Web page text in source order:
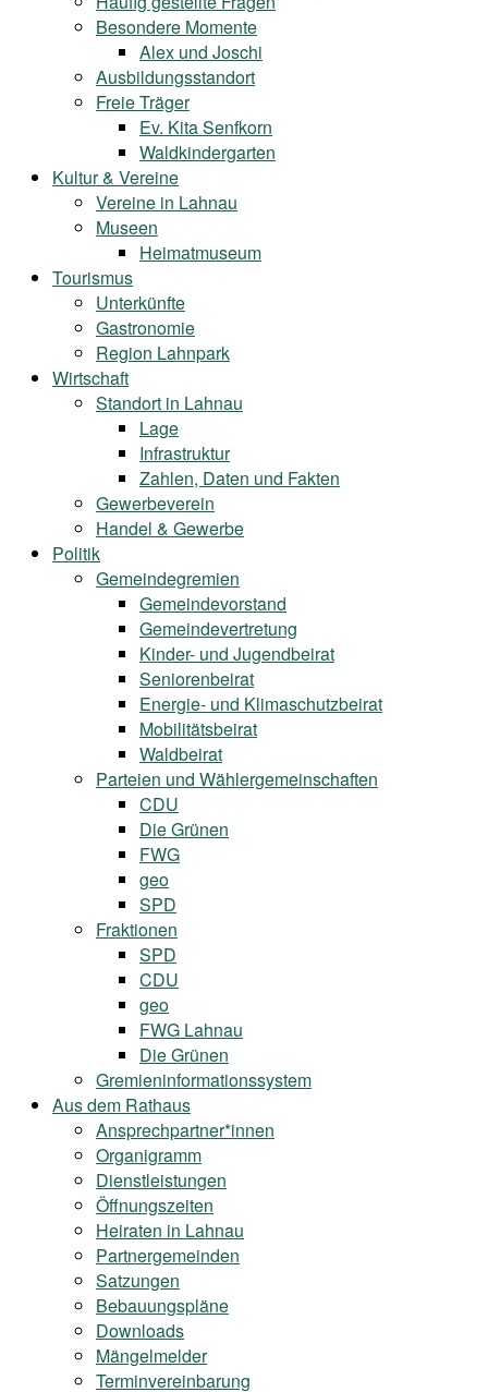
Besondere Momente
Alex und Joschi
Ausbildungsstandort
Freie Träger
Ev. Kita Senfkorn
Waldkindergarten
Kultur & Vereine
Vereine in Lahnau
Museen
Heimatmuseum
Tourismus
Unterkünfte
Gastronomie
Region Lahnpark
Wirtschaft
Standort in Lahnau
Lage
Infrastruktur
Zahlen, Daten und Fakten
Gewerbeverein
Handel & Gewerbe
Politik
Gemeindegremien
Gemeindevorstand
Gemeindevertretung
Kinder- und Jugendbeirat
Seniorenbeirat
Energie- und Klimaschutzbeirat
Mobilitätsbeirat
Waldbeirat
Parteien und Wählergemeinschaften
CDU
Die Grünen
FWG
geo
SPD
Fraktionen
SPD
CDU
geo
FWG Lahnau
Die Grünen
Gremieninformationssystem
Aus dem Rathaus
Ansprechpartner*innen
Organigramm
Dienstleistungen
Öffnungszeiten
Heiraten in Lahnau
Partnergemeinden
Satzungen
Bebauungspläne
Downloads
Mängelmelder
Terminvereinbarung